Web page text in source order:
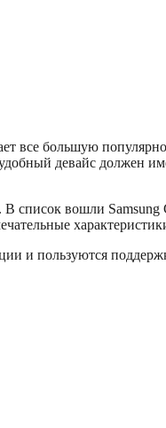
все большую
девайс
список вошли
и пользуются